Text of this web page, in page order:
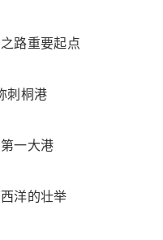
路重要起点
刺桐港
一大港
洋的壮举